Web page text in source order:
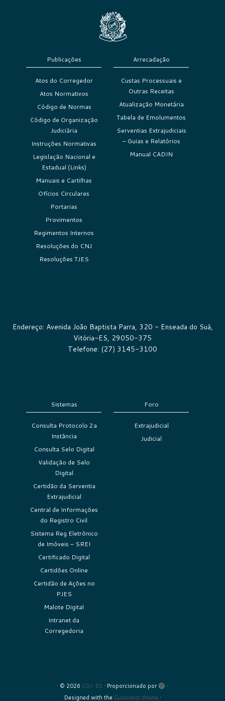
Publicações
Atos do Corregedor
Atos Normativos
Código de Normas
Código de Organização
Judiciária
Instruções Normativas
Legislação Nacional e
Estadual (Links)
Manuais e Cartilhas
Ofícios Circulares
Portarias
Provimentos
Regimentos Internos
Resoluções do CNJ
Resoluções TJES
Arrecadação
Custas Processuais e
Outras Receitas
Atualização Monetária
Tabela de Emolumentos
Serventias Extrajudiciais
– Guias e Relatórios
Manual CADIN
Endereço: Avenida João Baptista Parra, 320 - Enseada do Suá,
Vitória-ES, 29050-375
Telefone: (27) 3145-3100
Sistemas
Consulta Protocolo 2a
Instância
Consulta Selo Digital
Validação de Selo
Digital
Certidão da Serventia
Extrajudicial
Central de Informações
do Registro Civil
Sistema Reg Eletrônico
de Imóveis – SREI
Certificado Digital
Certidões Online
Certidão de Ações no
PJES
Malote Digital
Intranet da
Corregedoria
Foro
Extrajudicial
Judicial
· © 2026 CGJ-ES · Proporcionado por
·
Designed with the Customizr theme ·